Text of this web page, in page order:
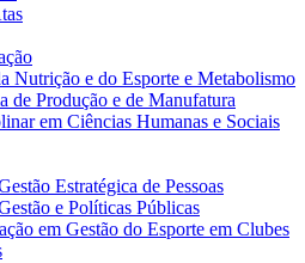
Nutrição e do Esporte e Metabolismo
de Produção e de Manufatura
em Ciências Humanas e Sociais
Estratégica de Pessoas
e Políticas Públicas
em Gestão do Esporte em Clubes